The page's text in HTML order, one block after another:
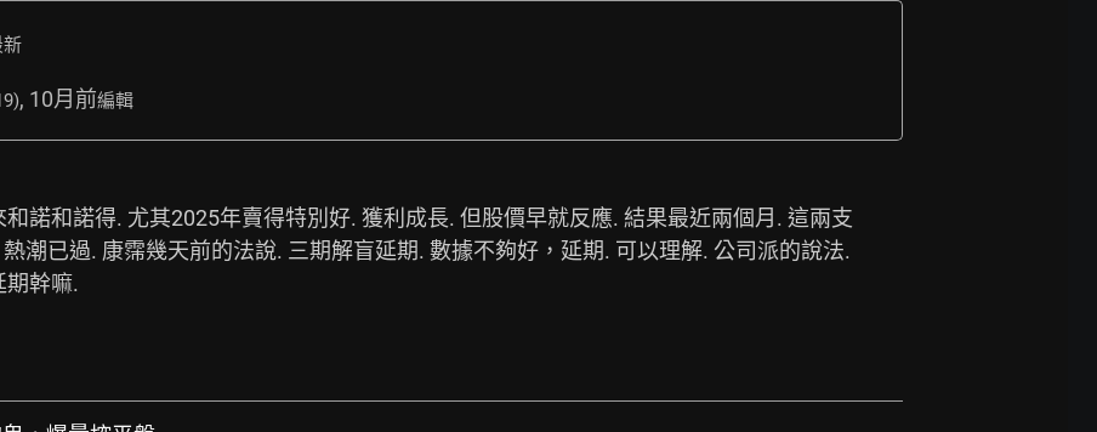
新
, 10月前編輯
諾和諾得. 尤其2025年賣得特別好. 獲利成長. 但股價早就反應. 結果最近兩個月. 這兩支
潮已過. 康霈幾天前的法說. 三期解盲延期. 數據不夠好，延期. 可以理解. 公司派的說法.
幹嘛.